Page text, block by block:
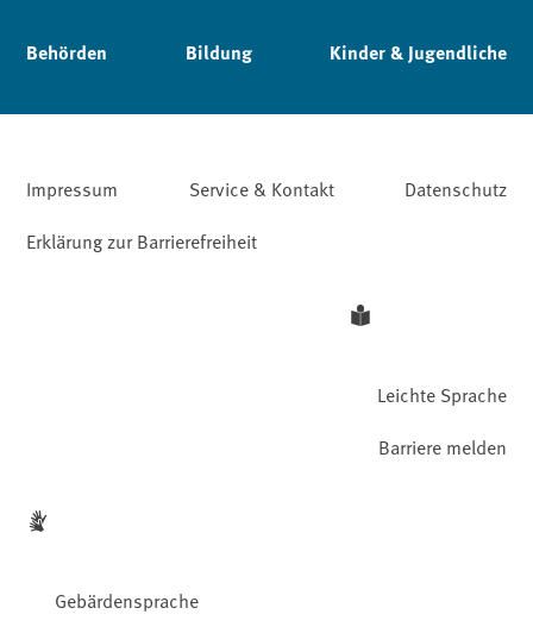
Behörden Bildung Kinder & Jugendliche
Impressum Service & Kontakt
Datenschutz
Erklärung zur Barrierefreiheit
Leichte Sprache
Gebärdensprache
Barriere melden